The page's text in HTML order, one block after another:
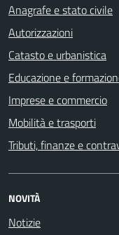
Anagrafe e stato civile
Autorizzazioni
Catasto e urbanistica
Educazione e
Imprese e commercio
Mobilità e trasporti
Tributi, finanze e
NOVITÀ
Notizie